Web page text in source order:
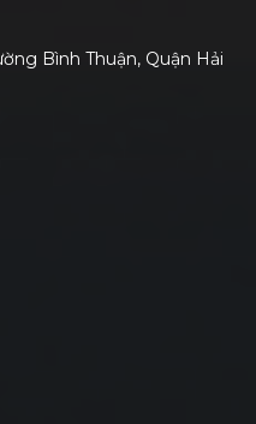
Bình Thuận, Quận Hải